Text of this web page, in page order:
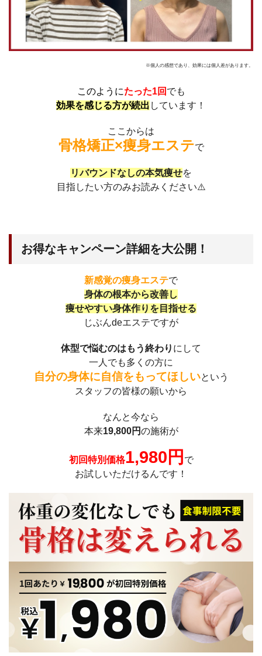
※個人の感想であり、効果には個人差があります。
このようにたった1回 でも
効果を感じる方が続出 しています！
ここからは
骨格矯正×痩身エステで
リバウンドなしの本気痩せを
目指したい方のみお読みください⚠️
お得なキャンペーン詳細を大公開！
新感覚の痩身エステで
身体の根本から改善し
痩せやすい身体作りを目指せる
じぶんdeエステですが
体型で悩むのはもう終わり にして
一人でも多くの方に
自分の身体に自信をもってほしいという
スタッフの皆様の願いから
なんと今なら
本来19,800円の施術が
初回特別価格1,980円 で
お試しいただけるんです！